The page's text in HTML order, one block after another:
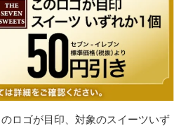
のロゴが目印、対象のスイーツいず